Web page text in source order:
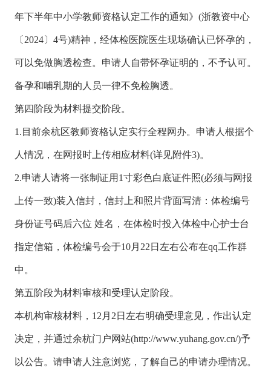
年下半年中小学教师资格认定工作的通知》(浙教资中心
〔2024〕4号)精神，经体检医院医生现场确认已怀孕的，
可以免做胸透检查。申请人自带怀孕证明的，不予认可。
备孕和哺乳期的人员一律不免检胸透。
第四阶段为材料提交阶段。
1.目前余杭区教师资格认定实行全程网办。申请人根据个
人情况，在网报时上传相应材料(详见附件3)。
2.申请人请将一张制证用1寸彩色白底证件照(必须与网报
上传一致)装入信封，信封上和照片背面写清：体检编号
身份证号码后六位 姓名，在体检时投入体检中心护士台
指定信箱，体检编号会于10月22日左右公布在qq工作群
中。
第五阶段为材料审核和受理认定阶段。
本机构审核材料，12月2日左右明确受理意见，作出认定
决定，并通过余杭门户网站(http://www.yuhang.gov.cn/)予
以公告。请申请人注意浏览，了解自己的申请办理情况。